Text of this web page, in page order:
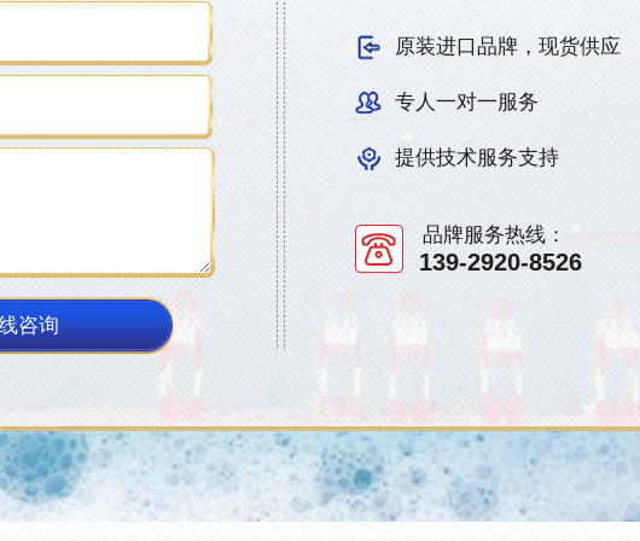
咨询
原装进口品牌，现货供应
专人一对一服务
提供技术服务支持
品牌服务热线：
139-2920-8526